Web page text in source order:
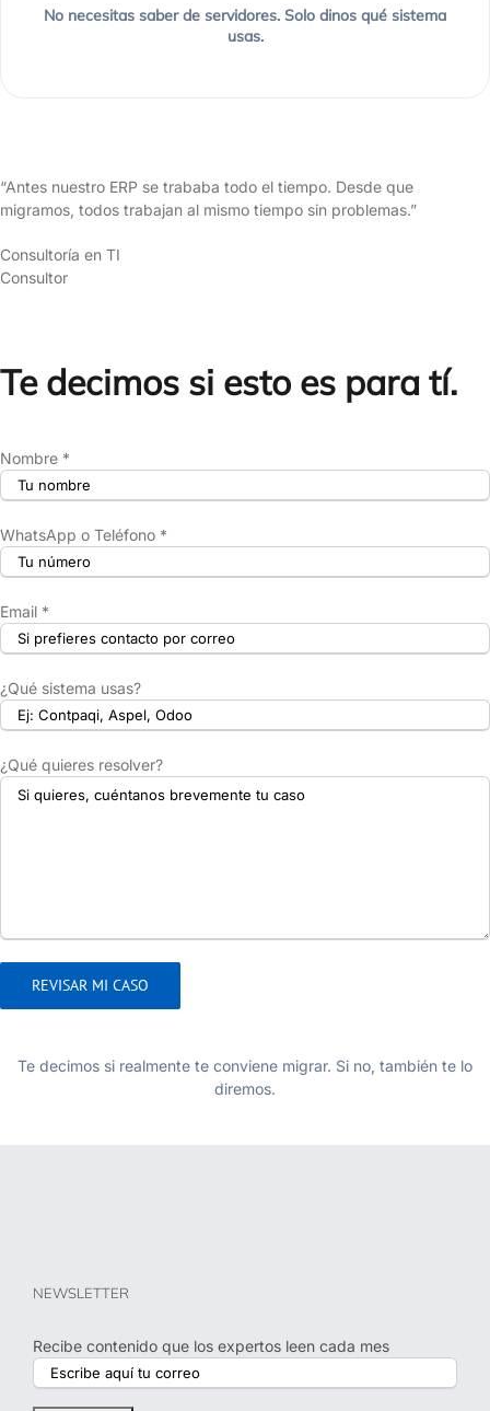
No necesitas saber de servidores. Solo dinos qué sistema
usas.
“Antes nuestro ERP se trababa todo el tiempo. Desde que
migramos, todos trabajan al mismo tiempo sin problemas.”
Consultoría en TI
Consultor
Te decimos si esto es para tí.
Nombre *
WhatsApp o Teléfono *
Email *
¿Qué sistema usas?
¿Qué quieres resolver?
Te decimos si realmente te conviene migrar. Si no, también te lo
diremos.
NEWSLETTER
Recibe contenido que los expertos leen cada mes